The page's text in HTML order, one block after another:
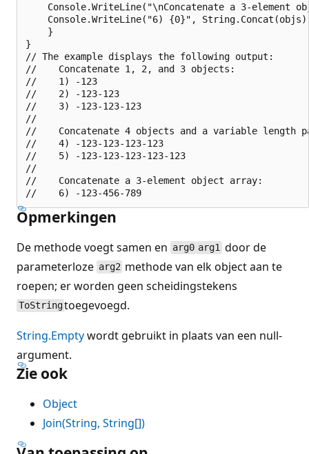
Console.WriteLine("\nConcatenate a 3-element
Console.WriteLine("6) {0}",
    }
}
// The example displays the following output:
//    Concatenate 1, 2, and 3 objects:
//    1) -123
//    2) -123-123
//    3) -123-123-123
//
//    Concatenate 4 objects and a variable length
//    4) -123-123-123-123
//    5) -123-123-123-123-123
//
//    Concatenate a 3-element object array:
Opmerkingen
De methode voegt samen en arg0 arg1door de
parameterloze arg2 methode van elk object aan te
roepen; er worden geen scheidingstekens
ToStringtoegevoegd.
String.Emptywordt gebruikt in plaats van een null-
argument.
Zie ook
Object
Join(String, String[])